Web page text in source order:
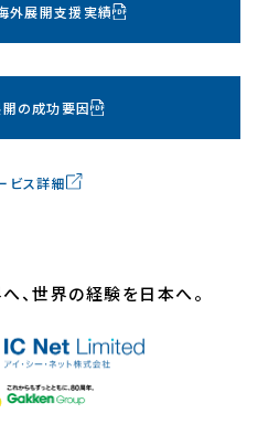
外展開支援実績
の成功要因
ビス詳細
、世界の経験を日本へ。